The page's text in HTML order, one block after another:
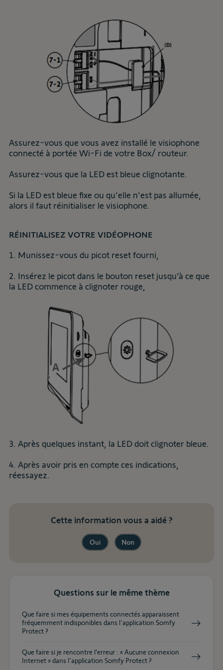
Assurez-vous que vous avez installé le visiophone
connecté à portée Wi-Fi de votre Box/ routeur.
Assurez-vous que la LED est bleue clignotante.
Si la LED est bleue fixe ou qu'elle n'est pas allumée,
alors il faut réinitialiser le visiophone.
RÉINITIALISEZ VOTRE VIDÉOPHONE
1. Munissez-vous du picot reset fourni,
2. Insérez le picot dans le bouton reset jusqu’à ce que
la LED commence à clignoter rouge,
3. Après quelques instant, la LED doit clignoter bleue.
4. Après avoir pris en compte ces indications,
réessayez.
Cette information vous a aidé ?
Oui Non
Questions sur le même thème
Que faire si mes équipements connectés apparaissent
fréquemment indisponibles dans l'application Somfy
Protect ?
Que faire si je rencontre l’erreur : « Aucune connexion
Internet » dans l'application Somfy Protect ?